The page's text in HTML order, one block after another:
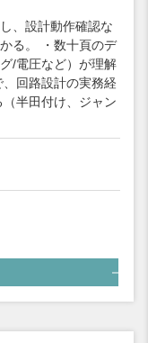
、設計動作確認な
る。 ・数十頁のデ
/電圧など）が理解
回路設計の実務経
半田付け、ジャン